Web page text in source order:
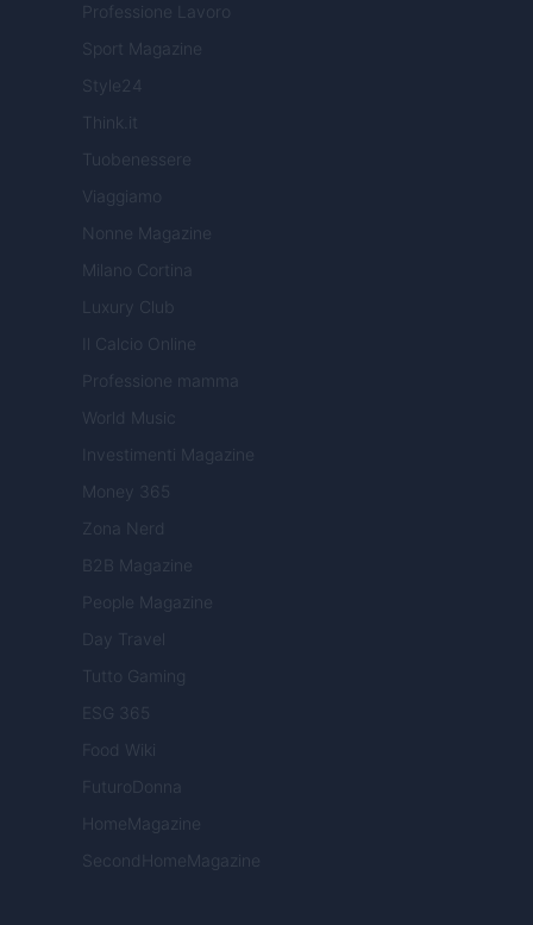
Professione Lavoro
Sport Magazine
Style24
Think.it
Tuobenessere
Viaggiamo
Nonne Magazine
Milano Cortina
Luxury Club
Il Calcio Online
Professione mamma
World Music
Investimenti Magazine
Money 365
Zona Nerd
B2B Magazine
People Magazine
Day Travel
Tutto Gaming
ESG 365
Food Wiki
FuturoDonna
HomeMagazine
SecondHomeMagazine